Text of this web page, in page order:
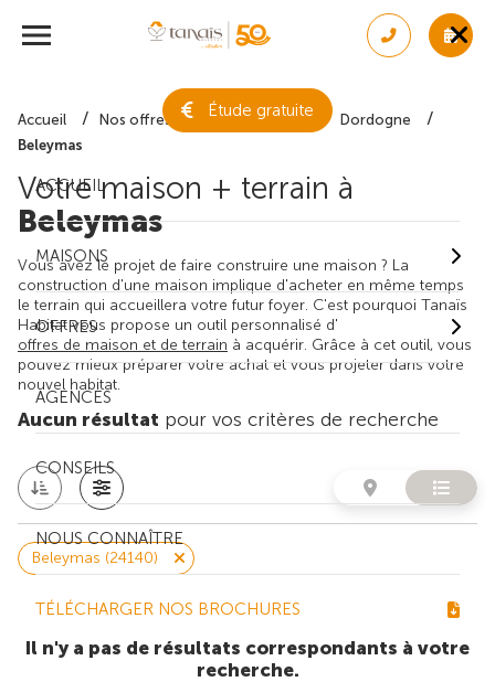
Étude gratuite
ACCUEIL
MAISONS
OFFRES
AGENCES
CONSEILS
NOUS CONNAÎTRE
TÉLÉCHARGER NOS BROCHURES
Accueil Nos offres de maison + terrain
Dordogne
Beleymas
Votre maison + terrain à
Beleymas
Vous avez le projet de faire construire une maison ? La
construction d'une maison implique d'acheter en même temps
le terrain qui accueillera votre futur foyer. C'est pourquoi Tanaïs
Habitat vous propose un outil personnalisé d'
offres de maison et de terrain à acquérir. Grâce à cet outil, vous
pouvez mieux préparer votre achat et vous projeter dans votre
nouvel habitat.
Aucun résultat pour vos critères de recherche
Beleymas (24140)
Il n'y a pas de résultats correspondants à votre
recherche.